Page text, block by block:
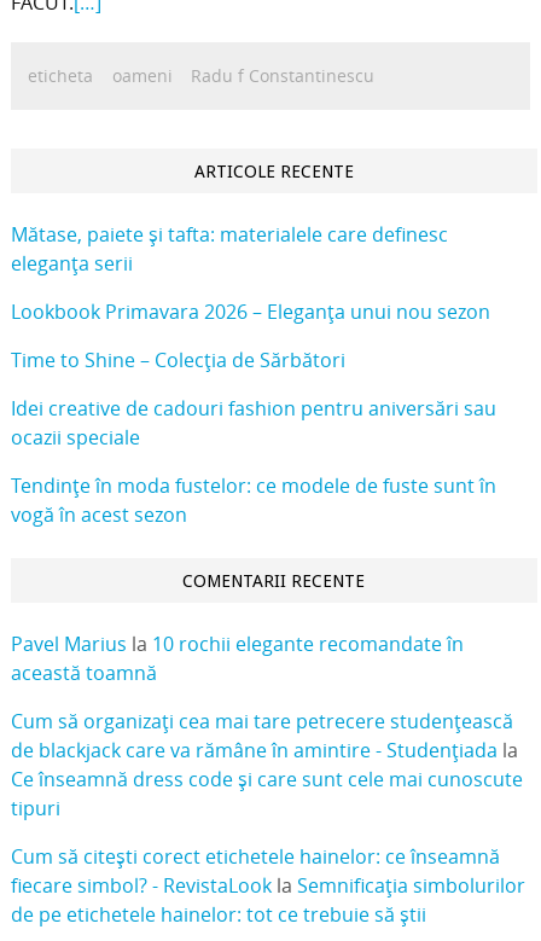
eticheta oameni Radu f Constantinescu
ARTICOLE RECENTE
Mătase, paiete și tafta: materialele care definesc
eleganța serii
Lookbook Primavara 2026 – Eleganța unui nou sezon
Time to Shine – Colecția de Sărbători
Idei creative de cadouri fashion pentru aniversări sau
ocazii speciale
Tendințe în moda fustelor: ce modele de fuste sunt în
vogă în acest sezon
COMENTARII RECENTE
Pavel Marius la 10 rochii elegante recomandate în
această toamnă
Cum să organizați cea mai tare petrecere studențească
de blackjack care va rămâne în amintire - Studențiada la
Ce înseamnă dress code și care sunt cele mai cunoscute
tipuri
Cum să citești corect etichetele hainelor: ce înseamnă
fiecare simbol? - RevistaLookla Semnificația simbolurilor
de pe etichetele hainelor: tot ce trebuie să știi